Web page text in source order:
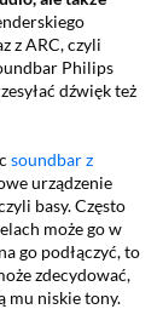
z ARC, czyli
Philips
dźwięk też
soundbar z
urządzenie
basy. Często
może go w
go podłączyć, to
zdecydować,
mu niskie tony.